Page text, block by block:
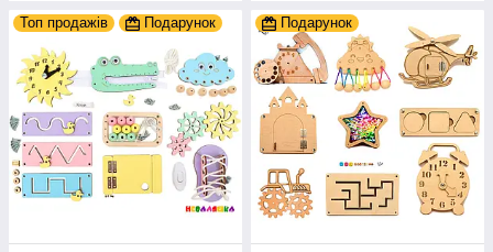
Топ продажів Подарунок Подарунок